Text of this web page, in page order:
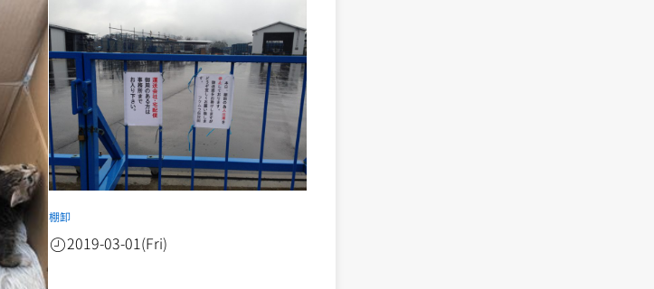
棚卸
2019-03-01(Fri)